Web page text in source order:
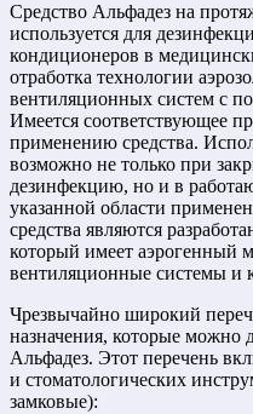
Средство Альфадез на
используется для
кондиционеров в
отработка технологии
вентиляционных систем с
Имеется соответствующее
применению средства.
возможно не только при
дезинфекцию, но и в
указанной области
средства являются
который имеет аэрогенный
вентиляционные системы и
Чрезвычайно широкий
назначения, которые можно
Альфадез. Этот перечень
и стоматологических
замковые):